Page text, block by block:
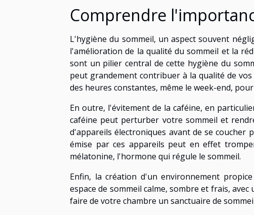
Comprendre
L'hygiène du sommeil, un aspect souvent
l'amélioration de la qualité du sommeil et la
sont un pilier central de cette hygiène du
peut grandement contribuer à la qualité de
des heures constantes, même le week-end,
En outre, l'évitement de la caféine, en
caféine peut perturber votre sommeil et
d'appareils électroniques avant de se coucher
émise par ces appareils peut en effet
mélatonine, l'hormone qui régule le sommeil.
Enfin, la création d'un environnement
espace de sommeil calme, sombre et frais,
faire de votre chambre un sanctuaire de